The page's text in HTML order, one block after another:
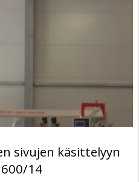
sivujen käsittelyyn
14